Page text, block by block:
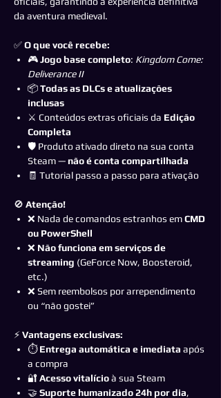
da aventura medieval.
✅O que você recebe:
🎮Jogo base completo: Kingdom Come:
Deliverance II
📦Todas as DLCs e atualizações
inclusas
⚔️ Conteúdos extras oficiais da Edição
Completa
🛡️ Produto ativado direto na sua conta
Steam —não é conta compartilhada
🧾 Tutorial passo a passo para ativação
🚫 Atenção!
❌ Nada de comandos estranhos emCMD
ou PowerShell
❌ Não funciona em serviços de
streaming (GeForce Now, Boosteroid,
etc.)
❌ Sem reembolsos por arrependimento
ou “não gostei”
⚡Vantagens exclusivas:
⏱️Entrega automática e imediata após
a compra
🔐Acesso vitalícioà sua Steam
🤝Suporte humanizado 24h por dia,